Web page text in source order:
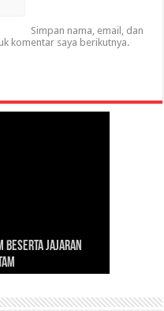
Simpan nama, email, dan
komentar saya berikutnya.
Beserta Jajaran
I DPD RI di Polda
Narkotika
Generasi
Masyarakat
Berkelas